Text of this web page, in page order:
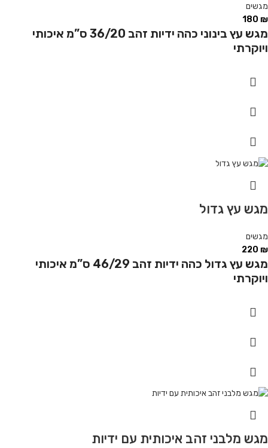
מגשים
180 ₪
מגש עץ בינוני כהה ידיות זהב 36/20 ס”מ איכותי
ויוקרתי
מגש עץ גדול
מגשים
220 ₪
מגש עץ גדול כהה ידיות זהב 46/29 ס”מ איכותי
ויוקרתי
מגש מלבני זהב איכותית עם ידיות